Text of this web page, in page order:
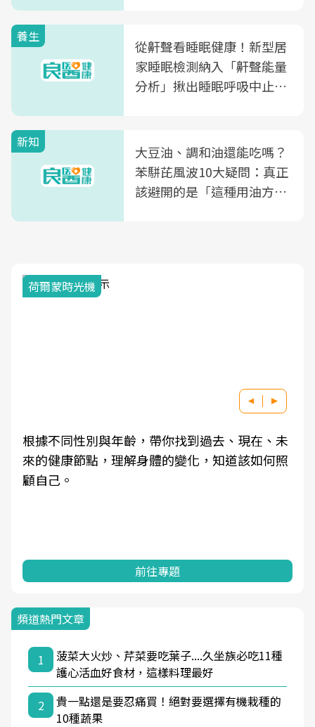
養生
從鼾聲看睡眠健康！新型居
家睡眠檢測納入「鼾聲能量
分析」揪出睡眠呼吸中止症
新知
大豆油、調和油還能吃嗎？
苯駢芘風波10大疑問：真正
該避開的是「這種用油方
荷爾蒙時光機
根據不同性別與年齡，帶你找到過去、現在、未
來的健康節點，理解身體的變化，知道該如何照
顧自己。
前往專題
頻道熱門文章
1
菠菜大火炒、芹菜要吃葉子....久坐族必吃11種
護心活血好食材，這樣料理最好
2
貴一點還是要忍痛買！絕對要選擇有機栽種的
10種蔬果